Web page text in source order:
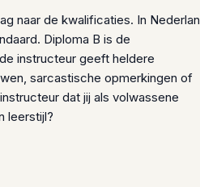
naar de kwalificaties. In
Diploma B is de
instructeur geeft heldere
sarcastische opmerkingen of
dat jij als volwassene
leerstijl?